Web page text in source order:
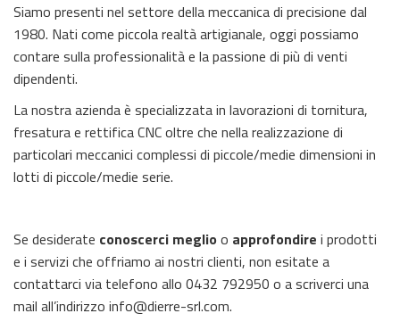
Siamo presenti nel settore della meccanica di precisione dal
1980. Nati come piccola realtà artigianale, oggi possiamo
contare sulla professionalità e la passione di più di venti
dipendenti.
La nostra azienda è specializzata in lavorazioni di tornitura,
fresatura e rettifica CNC oltre che nella realizzazione di
particolari meccanici complessi di piccole/medie dimensioni in
lotti di piccole/medie serie.
Se desiderate conoscerci meglio o approfondire i prodotti
e i servizi che offriamo ai nostri clienti, non esitate a
contattarci via telefono allo 0432 792950 o a scriverci una
mail all’indirizzo info@dierre-srl.com.